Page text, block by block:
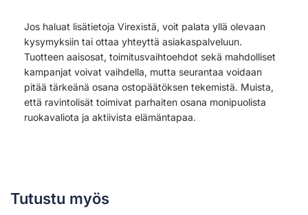
Jos haluat lisätietoja Virexistä, voit palata yllä olevaan
kysymyksiin tai ottaa yhteyttä asiakaspalveluun.
Tuotteen aaisosat, toimitusvaihtoehdot sekä mahdolliset
kampanjat voivat vaihdella, mutta seurantaa voidaan
pitää tärkeänä osana ostopäätöksen tekemistä. Muista,
että ravintolisät toimivat parhaiten osana monipuolista
ruokavaliota ja aktiivista elämäntapaa.
Tutustu myös